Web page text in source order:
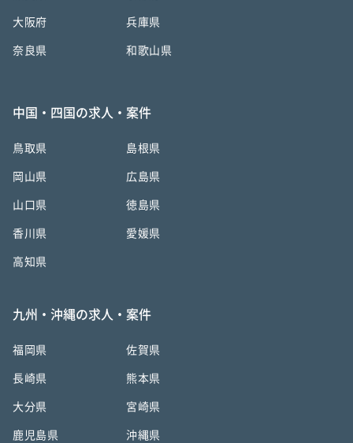
大阪府 兵庫県
奈良県 和歌山県
中国・四国の求人・案件
鳥取県 島根県
岡山県 広島県
山口県 徳島県
香川県 愛媛県
高知県
九州・沖縄の求人・案件
福岡県 佐賀県
長崎県 熊本県
大分県 宮崎県
鹿児島県 沖縄県